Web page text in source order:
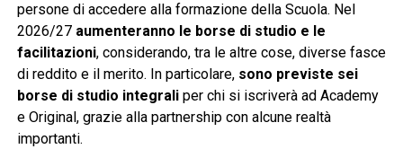
persone di accedere alla formazione della Scuola. Nel
2026/27 aumenteranno le borse di studio e le
facilitazioni, considerando, tra le altre cose, diverse fasce
di reddito e il merito. In particolare, sono previste sei
borse di studio integraliper chi si iscriverà ad Academy
e Original, grazie alla partnership con alcune realtà
importanti.